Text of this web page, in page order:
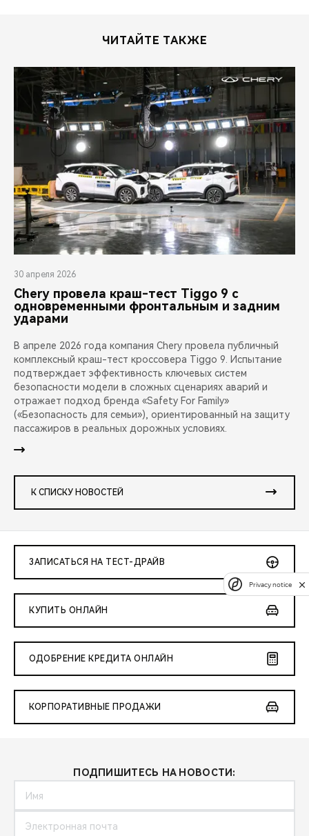
ЧИТАЙТЕ ТАКЖЕ
30 апреля 2026
Chery провела краш-тест Tiggo 9 с
одновременными фронтальным и задним
ударами
В апреле 2026 года компания Chery провела публичный
комплексный краш-тест кроссовера Tiggo 9. Испытание
подтверждает эффективность ключевых систем
безопасности модели в сложных сценариях аварий и
отражает подход бренда «Safety For Family»
(«Безопасность для семьи»), ориентированный на защиту
пассажиров в реальных дорожных условиях.
К СПИСКУ НОВОСТЕЙ
ЗАПИСАТЬСЯ НА ТЕСТ-ДРАЙВ
КУПИТЬ ОНЛАЙН
ОДОБРЕНИЕ КРЕДИТА ОНЛАЙН
КОРПОРАТИВНЫЕ ПРОДАЖИ
ПОДПИШИТЕСЬ НА НОВОСТИ:
Privacy notice